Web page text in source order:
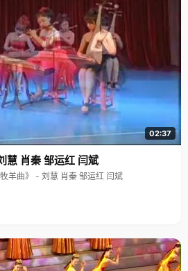
02:37
慧 肖秦 邹运红 闫斌
羊曲》 - 刘慧 肖秦 邹运红 闫斌